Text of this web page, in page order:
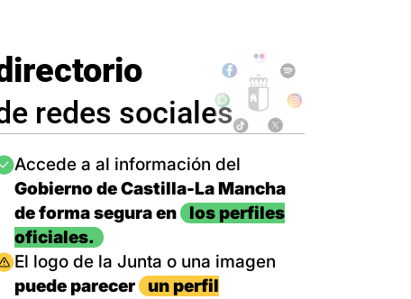
redes sociales
Accede a al información del
Gobierno de Castilla-La Mancha
de forma segura en
los perfiles
oficiales.
El logo de la Junta o una imagen
puede parecer
un perfil